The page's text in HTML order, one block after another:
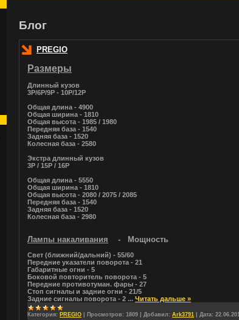
Блог
PREGIO
Размеры
Длинный кузов
3Р/6Р/9Р - 10Р/12Р
Общая длина - 4900
Общая ширина - 1810
Общая высота - 1985 / 1980
Передняя база - 1540
Задняя база - 1520
Колесная база - 2580
Экстра длинный кузов
3Р / 15Р / 16Р
Общая длина - 5550
Общая ширина - 1810
Общая высота - 2080 / 2075 / 2085
Передняя база - 1540
Задняя база - 1520
Колесная база - 2980
Лампы накаливания - Мощность
Свет (ближний/дальний) - 55/60
Передние указатели поворота - 21
Габаритные огни - 5
Боковой повторитель поворота - 5
Передние противотуман. фары - 27
Стоп сигналы и задние огни - 21/5
Задние сигналы поворота - 2 ... Читать дальше »
Категория: PREGIO Просмотров: 1809 Добавил: Ark3791 Дата: